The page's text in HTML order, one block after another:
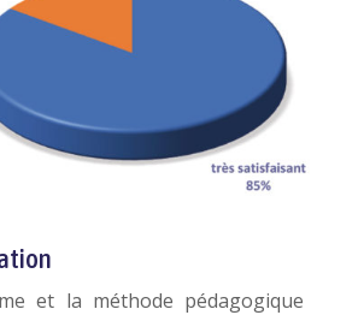
et la méthode pédagogique